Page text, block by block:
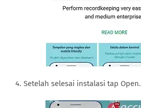
4. Setelah selesai instalasi tap Open.